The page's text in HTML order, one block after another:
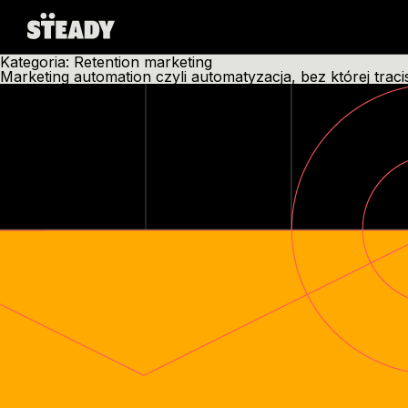
Skip
to
Kategoria: Retention marketing
Marketing automation czyli automatyzacja, bez której